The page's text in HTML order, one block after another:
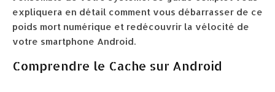
expliquera en détail comment vous débarrasser de ce
poids mort numérique et redécouvrir la vélocité de
votre smartphone Android.
Comprendre le Cache sur Android